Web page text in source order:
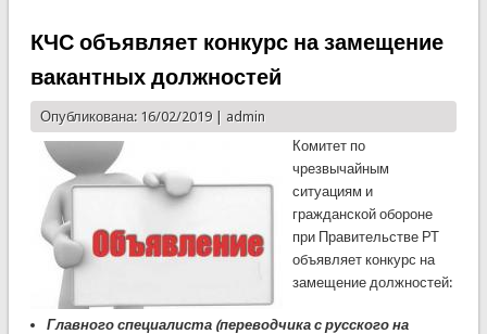
КЧС объявляет конкурс на замещение
вакантных должностей
Опубликована: 16/02/2019 | admin
Комитет по
чрезвычайным
ситуациям и
гражданской обороне
при Правительстве РТ
объявляет конкурс на
замещение должностей:
Главного специалиста (переводчикас русского на